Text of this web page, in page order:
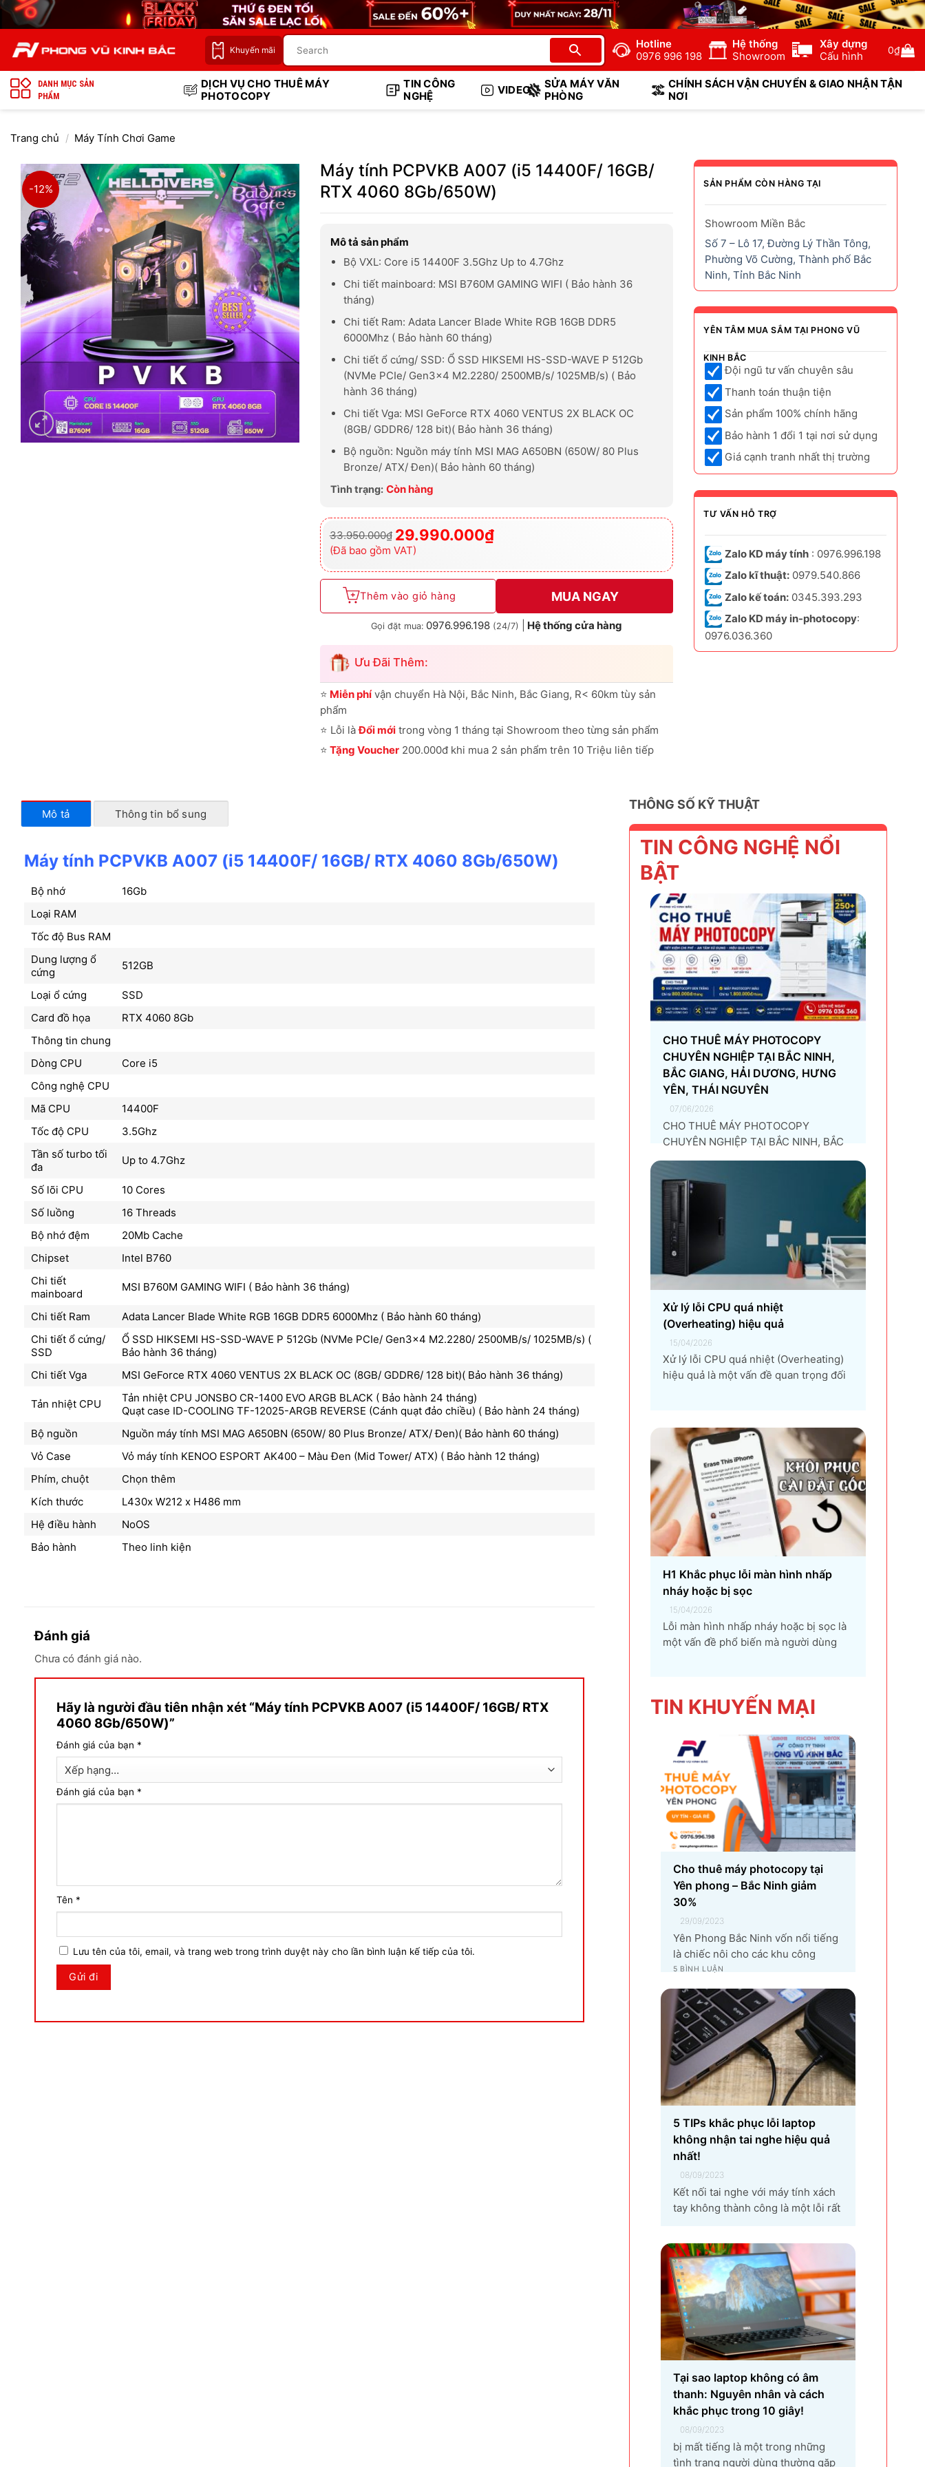
Bỏ
qua
dung
Khuyến mãi
Hotline
0976 996 198
Hệ thống
Showroom
Xây dựng
Cấu hình
0₫
DANH MỤC SẢN
PHẨM
DỊCH VỤ CHO THUÊ MÁY
PHOTOCOPY
TIN CÔNG
NGHỆ
VIDEO
SỬA MÁY VĂN
PHÒNG
CHÍNH SÁCH VẬN CHUYỂN & GIAO NHẬN TẬN
NƠI
Trang chủ / Máy Tính Chơi Game
-12%
Máy tính PCPVKB A007 (i5 14400F/ 16GB/
RTX 4060 8Gb/650W)
Mô tả sản phẩm
Bộ VXL: Core i5 14400F 3.5Ghz Up to 4.7Ghz
Chi tiết mainboard: MSI B760M GAMING WIFI ( Bảo hành 36
tháng)
Chi tiết Ram: Adata Lancer Blade White RGB 16GB DDR5
6000Mhz ( Bảo hành 60 tháng)
Chi tiết ổ cứng/ SSD: Ổ SSD HIKSEMI HS-SSD-WAVE P 512Gb
(NVMe PCIe/ Gen3x4 M2.2280/ 2500MB/s/ 1025MB/s) ( Bảo
hành 36 tháng)
Chi tiết Vga: MSI GeForce RTX 4060 VENTUS 2X BLACK OC
(8GB/ GDDR6/ 128 bit)( Bảo hành 36 tháng)
Bộ nguồn: Nguồn máy tính MSI MAG A650BN (650W/ 80 Plus
Bronze/ ATX/ Đen)( Bảo hành 60 tháng)
Tình trạng: Còn hàng
33.950.000₫
Giá
gốc
là:
33.950.000₫.
29.990.000₫
Giá
hiện
tại
là:
29.990.000₫.
(Đã bao gồm VAT)
Thêm vào giỏ hàng MUA NGAY
Gọi đặt mua: 0976.996.198 (24/7) Hệ thống cửa hàng
Ưu Đãi Thêm:
⭐ Miễn phívận chuyển Hà Nội, Bắc Ninh, Bắc Giang, R< 60km tùy sản
phẩm
⭐ Lỗi làĐổi mớitrong vòng 1 tháng tại Showroom theo từng sản phẩm
⭐ Tặng Voucher200.000đ khi mua 2 sản phẩm trên 10 Triệu liên tiếp
SẢN PHẨM CÒN HÀNG TẠI
Showroom Miền Bắc
Số 7 – Lô 17, Đường Lý Thần Tông,
Phường Võ Cường, Thành phố Bắc
Ninh, Tỉnh Bắc Ninh
YÊN TÂM MUA SẮM TẠI PHONG VŨ
KINH BẮC
Đội ngũ tư vấn chuyên sâu
Thanh toán thuận tiện
Sản phẩm 100% chính hãng
Bảo hành 1 đổi 1 tại nơi sử dụng
Giá cạnh tranh nhất thị trường
TƯ VẤN HỖ TRỢ
Zalo KD máy tính: 0976.996.198
Zalo kĩ thuật:0979.540.866
Zalo kế toán:0345.393.293
Zalo KD máy in-photocopy:
0976.036.360
Mô tả Thông tin bổ sung
Máy tính PCPVKB A007 (i5 14400F/ 16GB/ RTX 4060 8Gb/650W)
Bộ nhớ
16Gb
Loại RAM
Tốc độ Bus RAM
Dung lượng ổ
cứng
512GB
Loại ổ cứng
SSD
Card đồ họa
RTX 4060 8Gb
Thông tin chung
Dòng CPU
Core i5
Công nghệ CPU
Mã CPU
14400F
Tốc độ CPU
3.5Ghz
Tần số turbo tối
đa
Up to 4.7Ghz
Số lõi CPU
10 Cores
Số luồng
16 Threads
Bộ nhớ đệm
20Mb Cache
Chipset
Intel B760
Chi tiết
mainboard
MSI B760M GAMING WIFI ( Bảo hành 36 tháng)
Chi tiết Ram
Adata Lancer Blade White RGB 16GB DDR5 6000Mhz ( Bảo hành 60 tháng)
Chi tiết ổ cứng/
SSD
Ổ SSD HIKSEMI HS-SSD-WAVE P 512Gb (NVMe PCIe/ Gen3x4 M2.2280/ 2500MB/s/ 1025MB/s) (
Bảo hành 36 tháng)
Chi tiết Vga
MSI GeForce RTX 4060 VENTUS 2X BLACK OC (8GB/ GDDR6/ 128 bit)( Bảo hành 36 tháng)
Tản nhiệt CPU
Tản nhiệt CPU JONSBO CR-1400 EVO ARGB BLACK ( Bảo hành 24 tháng)
Quạt case ID-COOLING TF-12025-ARGB REVERSE (Cánh quạt đảo chiều) ( Bảo hành 24 tháng)
Bộ nguồn
Nguồn máy tính MSI MAG A650BN (650W/ 80 Plus Bronze/ ATX/ Đen)( Bảo hành 60 tháng)
Vỏ Case
Vỏ máy tính KENOO ESPORT AK400 – Màu Đen (Mid Tower/ ATX) ( Bảo hành 12 tháng)
Phím, chuột
Chọn thêm
Kích thước
L430x W212 x H486 mm
Hệ điều hành
NoOS
Bảo hành
Theo linh kiện
Đánh giá
Chưa có đánh giá nào.
Hãy là người đầu tiên nhận xét “Máy tính PCPVKB A007 (i5 14400F/ 16GB/ RTX
4060 8Gb/650W)”
Đánh giá của bạn *
Đánh giá của bạn *
Tên *
Lưu tên của tôi, email, và trang web trong trình duyệt này cho lần bình luận kế tiếp của tôi.
THÔNG SỐ KỸ THUẬT
TIN CÔNG NGHỆ NỔI
BẬT
CHO THUÊ MÁY PHOTOCOPY
CHUYÊN NGHIỆP TẠI BẮC NINH,
BẮC GIANG, HẢI DƯƠNG, HƯNG
YÊN, THÁI NGUYÊN
07/06/2026
CHO THUÊ MÁY PHOTOCOPY
CHUYÊN NGHIỆP TẠI BẮC NINH, BẮC
GIANG, HẢI DƯƠNG, HƯNG YÊN, THÁI
photocopy tối ưu dành cho doanh
nghiệp Trong thời đại chuyển đổi số và
tối ưu chi phí vận hành, ngày càng
nhiều doanh nghiệp lựa chọn giải
pháp...
Xử lý lỗi CPU quá nhiệt
(Overheating) hiệu quả
15/04/2026
Xử lý lỗi CPU quá nhiệt (Overheating)
hiệu quả là một vấn đề quan trọng đối
không chỉ làm giảm hiệu suất máy tính,
gây ra...
H1 Khắc phục lỗi màn hình nhấp
nháy hoặc bị sọc
15/04/2026
Lỗi màn hình nhấp nháy hoặc bị sọc là
một vấn đề phổ biến mà người dùng
dụng và hiệu suất làm việc. Nguyên
TIN KHUYẾN MẠI
Cho thuê máy photocopy tại
Yên phong – Bắc Ninh giảm
30%
29/09/2023
Yên Phong Bắc Ninh vốn nổi tiếng
là chiếc nôi cho các khu công
nghiệp tại Bắc Ninh. 👉Với sự góp
cho hạng mục sản xuất linh kiện
điện tử khiến vùng đất Yên Phong
từ làng quê thuần nông nay trở
thành...
5 BÌNH LUẬN
5 TIPs khắc phục lỗi laptop
không nhận tai nghe hiệu quả
nhất!
08/09/2023
Kết nối tai nghe với máy tính xách
tay không thành công là một lỗi rất
lỗi laptop không nhận tai nghe là
gì? Làm sao để khắc phục hiệu quả
tình trạng laptop – máy tính...
Tại sao laptop không có âm
thanh: Nguyên nhân và cách
khắc phục trong 10 giây!
08/09/2023
bị mất tiếng là một trong những
tình trạng người dùng thường gặp